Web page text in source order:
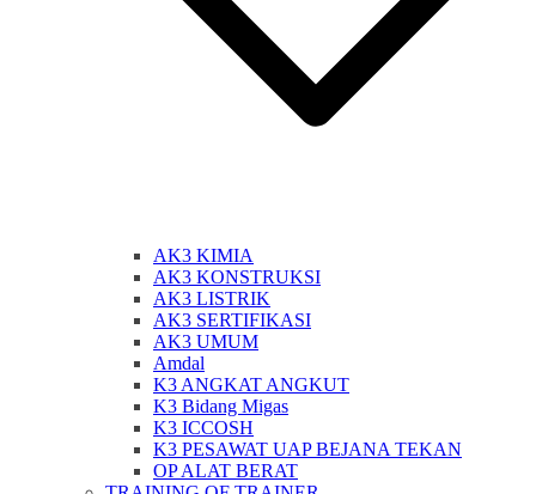
AK3 KIMIA
AK3 KONSTRUKSI
AK3 LISTRIK
AK3 SERTIFIKASI
AK3 UMUM
Amdal
K3 ANGKAT ANGKUT
K3 Bidang Migas
K3 ICCOSH
K3 PESAWAT UAP BEJANA TEKAN
OP ALAT BERAT